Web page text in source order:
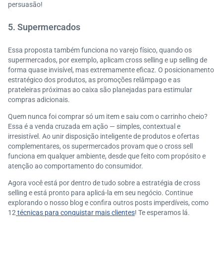
persuasão!
5. Supermercados
Essa proposta também funciona no varejo físico, quando os
supermercados, por exemplo, aplicam cross selling e up selling de
forma quase invisível, mas extremamente eficaz. O posicionamento
estratégico dos produtos, as promoções relâmpago e as
prateleiras próximas ao caixa são planejadas para estimular
compras adicionais.
Quem nunca foi comprar só um item e saiu com o carrinho cheio?
Essa é a venda cruzada em ação — simples, contextual e
irresistível. Ao unir disposição inteligente de produtos e ofertas
complementares, os supermercados provam que o cross sell
funciona em qualquer ambiente, desde que feito com propósito e
atenção ao comportamento do consumidor.
Agora você está por dentro de tudo sobre a estratégia de cross
selling e está pronto para aplicá-la em seu negócio. Continue
explorando o nosso blog e confira outros posts imperdíveis, como
12 técnicas para conquistar mais clientes! Te esperamos lá.